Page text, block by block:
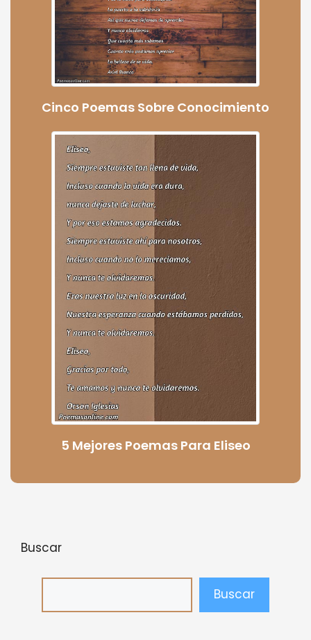
Cinco Poemas Sobre Conocimiento
5 Mejores Poemas Para Eliseo
Buscar
Buscar